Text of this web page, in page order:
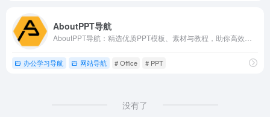
AboutPPT导航
办公学习导航 网站导航 # Office # PPT
没有了